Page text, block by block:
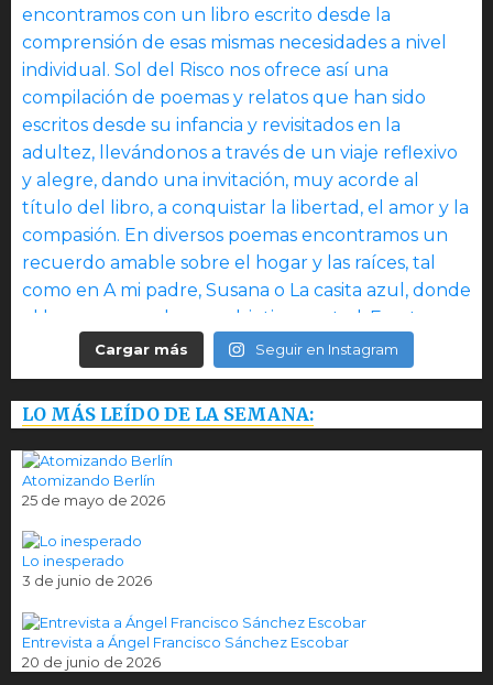
Cargar más Seguir en Instagram
LO MÁS LEÍDO DE LA SEMANA:
Atomizando Berlín
25 de mayo de 2026
Lo inesperado
3 de junio de 2026
Entrevista a Ángel Francisco Sánchez Escobar
20 de junio de 2026